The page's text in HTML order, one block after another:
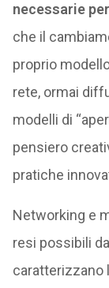
necessarie
che il
proprio
rete, ormai
modelli di
pensiero
pratiche
Networking e
resi possibili
caratterizzano